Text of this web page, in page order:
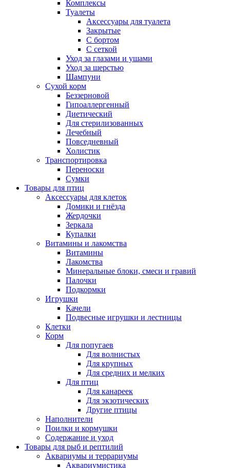
Комплексы
Туалеты
Аксессуары для туалета
Закрытые
С бортом
С сеткой
Уход за глазами и ушами
Уход за шерстью
Шампуни
Сухой корм
Беззерновой
Гипоаллергенный
Диетический
Для стерилизованных
Лечебный
Повседневный
Холистик
Транспортировка
Переноски
Сумки
Товары для птиц
Аксессуары для клеток
Домики и гнёзда
Жердочки
Зеркала
Купалки
Витамины и лакомства
Витамины
Лакомства
Минеральные блоки, смеси и гравий
Палочки
Подкормки
Игрушки
Качели
Подвесные игрушки и лестницы
Клетки
Корм
Для попугаев
Для волнистых
Для крупных
Для средних и мелких
Для птиц
Для канареек
Для экзотических
Другие птицы
Наполнители
Поилки и кормушки
Содержание и уход
Товары для рыб и рептилий
Аквариумы и террариумы
Аквариумистика